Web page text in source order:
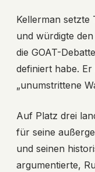
Kellerman setzte
und würdigte
die GOAT-
definiert habe.
„unumstrittene
Auf Platz drei
für seine
und seinen
argumentierte,